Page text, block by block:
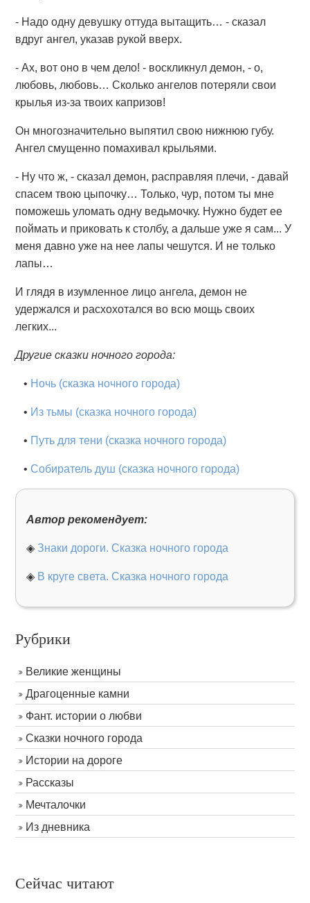
- Надо одну девушку оттуда вытащить… - сказал
вдруг ангел, указав рукой вверх.
- Ах, вот оно в чем дело! - воскликнул демон, - о,
любовь, любовь… Сколько ангелов потеряли свои
крылья из-за твоих капризов!
Он многозначительно выпятил свою нижнюю губу.
Ангел смущенно помахивал крыльями.
- Ну что ж, - сказал демон, расправляя плечи, - давай
спасем твою цыпочку… Только, чур, потом ты мне
поможешь уломать одну ведьмочку. Нужно будет ее
поймать и приковать к столбу, а дальше уже я сам... У
меня давно уже на нее лапы чешутся. И не только
лапы…
И глядя в изумленное лицо ангела, демон не
удержался и расхохотался во всю мощь своих
легких...
Другие сказки ночного города:
• Ночь (сказка ночного города)
• Из тьмы (сказка ночного города)
• Путь для тени (сказка ночного города)
•Собиратель душ (сказка ночного города)
Автор рекомендует:
◈ Знаки дороги. Сказка ночного города
◈ В круге света. Сказка ночного города
Рубрики
Великие женщины
Драгоценные камни
Фант. истории о любви
Сказки ночного города
Истории на дороге
Рассказы
Мечталочки
Из дневника
Сейчас читают